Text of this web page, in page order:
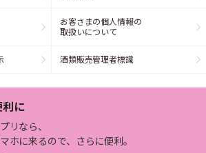
お客さまの個人情報の
取扱いについて
酒類販売管理者標識
利に
リなら、
ホに来るので、さらに便利。